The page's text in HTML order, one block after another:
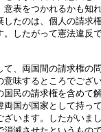
意表をつかれるかも知
したのは、個人の請求
。したがって憲法違反
、両国間の請求権の
意味するところでござ
国民の請求権を含めて
両国が国家として持っ
ざいます。したがいま